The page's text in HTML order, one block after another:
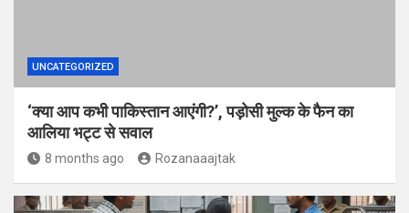
UNCATEGORIZED
‘क्या आप कभी पाकिस्तान आएंगी?’, पड़ोसी मुल्क के फैन का
आलिया भट्ट से सवाल
8 months ago Rozanaaajtak